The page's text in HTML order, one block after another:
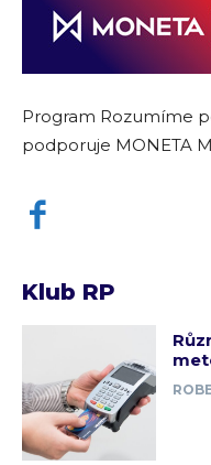
Program Rozumíme
podporuje MONETA
Klub RP